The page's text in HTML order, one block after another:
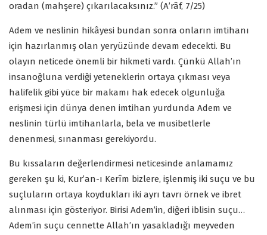
oradan (mahşere) çıkarılacaksınız.” (A’râf, 7/25)
Adem ve neslinin hikâyesi bundan sonra onların imtihanı
için hazırlanmış olan yeryüzünde devam edecekti. Bu
olayın neticede önemli bir hikmeti vardı. Çünkü Allah’ın
insanoğluna verdiği yeteneklerin ortaya çıkması veya
halifelik gibi yüce bir makamı hak edecek olgunluğa
erişmesi için dünya denen imtihan yurdunda Adem ve
neslinin türlü imtihanlarla, bela ve musibetlerle
denenmesi, sınanması gerekiyordu.
Bu kıssaların değerlendirmesi neticesinde anlamamız
gereken şu ki, Kur’an-ı Kerîm bizlere, işlenmiş iki suçu ve bu
suçluların ortaya koydukları iki ayrı tavrı örnek ve ibret
alınması için gösteriyor. Birisi Adem’in, diğeri iblisin suçu…
Adem’in suçu cennette Allah’ın yasakladığı meyveden